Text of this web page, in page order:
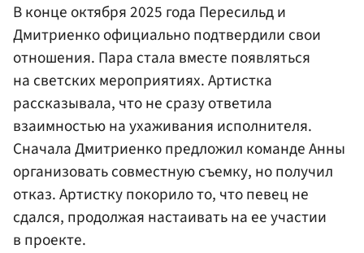
В конце октября 2025 года Пересильд и
Дмитриенко официально подтвердили свои
отношения. Пара стала вместе появляться
на светских мероприятиях. Артистка
рассказывала, что не сразу ответила
взаимностью на ухаживания исполнителя.
Сначала Дмитриенко предложил команде Анны
организовать совместную съемку, но получил
отказ. Артистку покорило то, что певец не
сдался, продолжая настаивать на ее участии
в проекте.